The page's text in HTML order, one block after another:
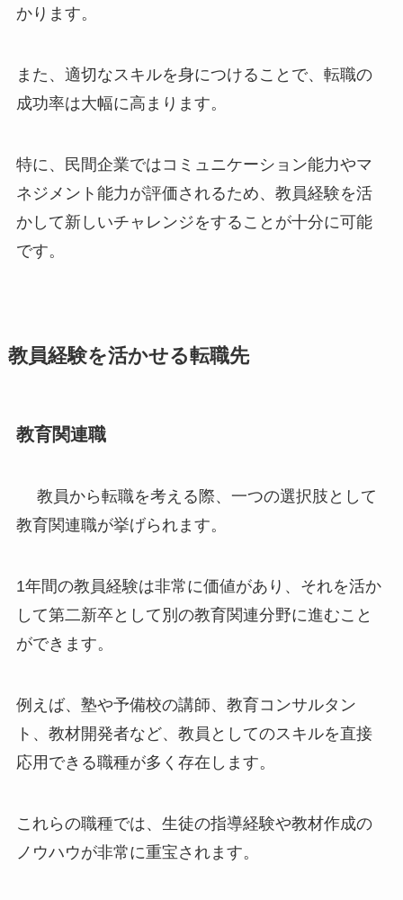
かります。
また、適切なスキルを身につけることで、転職の
成功率は大幅に高まります。
特に、民間企業ではコミュニケーション能力やマ
ネジメント能力が評価されるため、教員経験を活
かして新しいチャレンジをすることが十分に可能
です。
教員経験を活かせる転職先
教育関連職
教員から転職を考える際、一つの選択肢として
教育関連職が挙げられます。
1年間の教員経験は非常に価値があり、それを活か
して第二新卒として別の教育関連分野に進むこと
ができます。
例えば、塾や予備校の講師、教育コンサルタン
ト、教材開発者など、教員としてのスキルを直接
応用できる職種が多く存在します。
これらの職種では、生徒の指導経験や教材作成の
ノウハウが非常に重宝されます。